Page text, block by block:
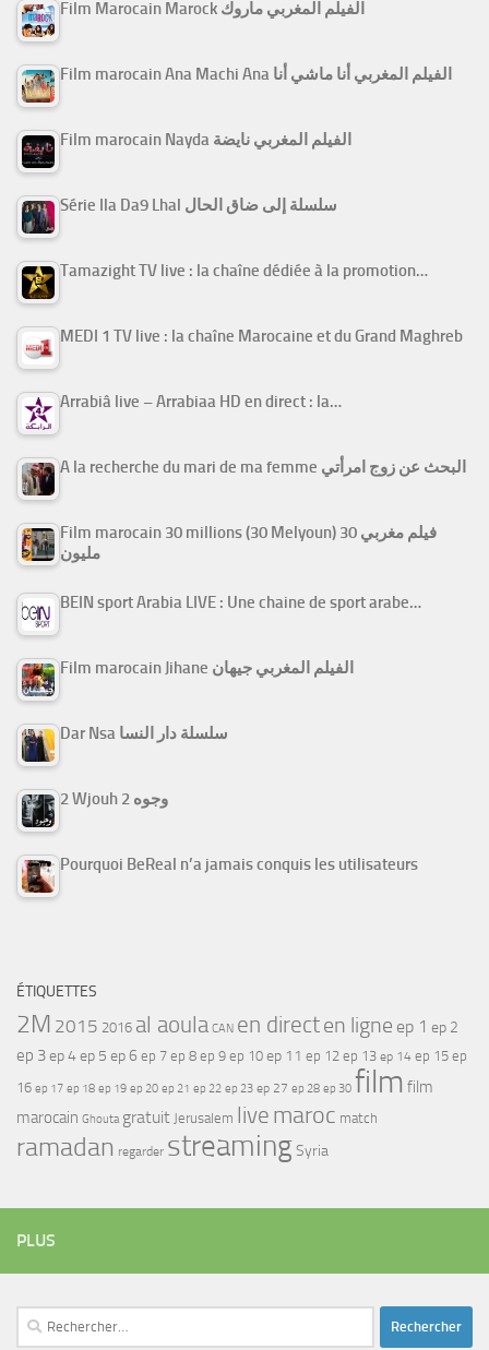
Film Marocain Marock الفيلم المغربي ماروك
Film marocain Ana Machi Ana الفيلم المغربي أنا ماشي أنا
Film marocain Nayda الفيلم المغربي نايضة
Série Ila Da9 Lhal سلسلة إلى ضاق الحال
Tamazight TV live : la chaîne dédiée à la promotion…
MEDI 1 TV live : la chaîne Marocaine et du Grand Maghreb
Arrabiâ live – Arrabiaa HD en direct : la…
A la recherche du mari de ma femme البحث عن زوج امرأتي
Film marocain 30 millions (30 Melyoun) فيلم مغربي 30
مليون
BEIN sport Arabia LIVE : Une chaine de sport arabe…
Film marocain Jihane الفيلم المغربي جيهان
Dar Nsa سلسلة دار النسا
2 Wjouh 2 وجوه
Pourquoi BeReal n’a jamais conquis les utilisateurs
ÉTIQUETTES
2M 2015 2016 al aoula CAN en directen ligne ep 1 ep 2
ep 3ep 4ep 5 ep 6 ep 7 ep 8 ep 9 ep 10 ep 11 ep 12 ep 13 ep 14 ep 15 ep
16 ep 17 ep 18 ep 19 ep 20 ep 21 ep 22 ep 23 ep 27 ep 28 ep 30 film film
marocain Ghouta gratuit Jerusalem live maroc match
ramadan regarder streamingSyria
PLUS
Rechercher :